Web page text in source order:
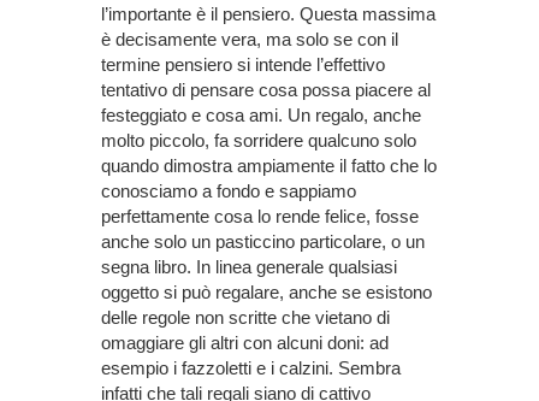
l’importante è il pensiero. Questa massima
è decisamente vera, ma solo se con il
termine pensiero si intende l’effettivo
tentativo di pensare cosa possa piacere al
festeggiato e cosa ami. Un regalo, anche
molto piccolo, fa sorridere qualcuno solo
quando dimostra ampiamente il fatto che lo
conosciamo a fondo e sappiamo
perfettamente cosa lo rende felice, fosse
anche solo un pasticcino particolare, o un
segna libro. In linea generale qualsiasi
oggetto si può regalare, anche se esistono
delle regole non scritte che vietano di
omaggiare gli altri con alcuni doni: ad
esempio i fazzoletti e i calzini. Sembra
infatti che tali regali siano di cattivo